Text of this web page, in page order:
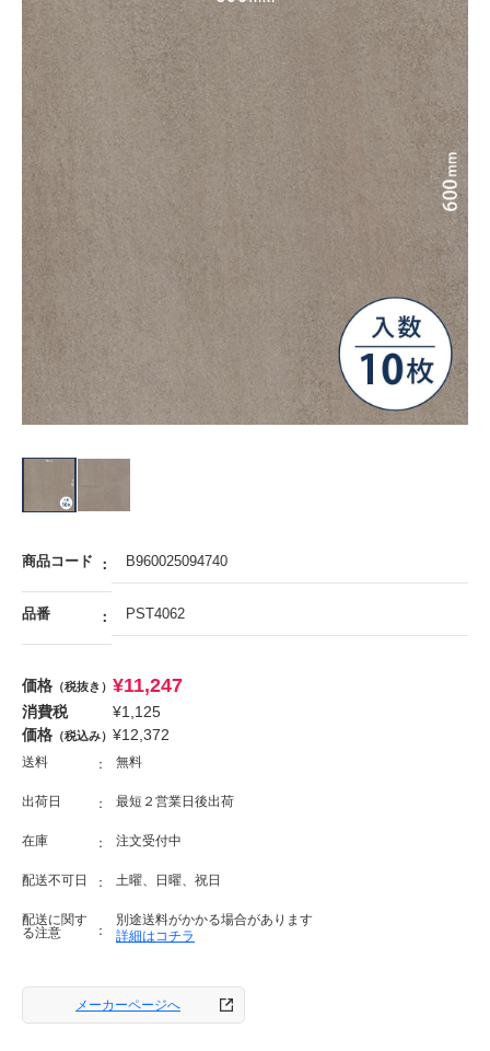
商品コード B960025094740
品番 PST4062
価格 （税抜き） ¥11,247
消費税 ¥1,125
価格 （税込み） ¥12,372
送料 無料
出荷日 最短２営業日後出荷
在庫 注文受付中
配送不可日 土曜、日曜、祝日
配送に関す
る注意
別途送料がかかる場合があります
詳細はコチラ
メーカーページへ